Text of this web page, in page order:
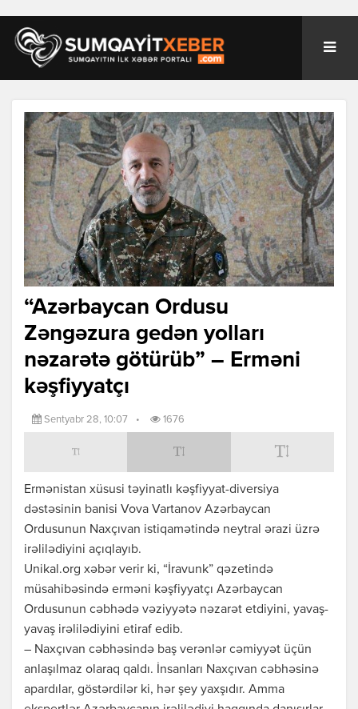
“Azərbaycan Ordusu
Zəngəzura gedən yolları
nəzarətə götürüb” – Erməni
kəşfiyyatçı
Sentyabr 28, 10:07 • 1676
Ermənistan xüsusi təyinatlı kəşfiyyat-diversiya
dəstəsinin banisi Vova Vartanov Azərbaycan
Ordusunun Naxçıvan istiqamətində neytral ərazi üzrə
irəlilədiyini açıqlayıb.
Unikal.org xəbər verir ki, “İravunk” qəzetində
müsahibəsində erməni kəşfiyyatçı Azərbaycan
Ordusunun cəbhədə vəziyyətə nəzarət etdiyini, yavaş-
yavaş irəlilədiyini etiraf edib.
– Naxçıvan cəbhəsində baş verənlər cəmiyyət üçün
anlaşılmaz olaraq qaldı. İnsanları Naxçıvan cəbhəsinə
apardılar, göstərdilər ki, hər şey yaxşıdır. Amma